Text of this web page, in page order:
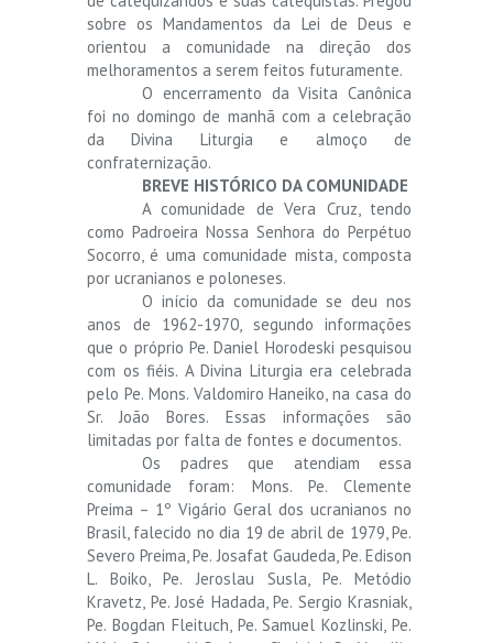
sobre os Mandamentos da Lei de Deus e
orientou a comunidade na direção dos
melhoramentos a serem feitos futuramente.
O encerramento da Visita Canônica
foi no domingo de manhã com a celebração
da Divina Liturgia e almoço de
confraternização.
BREVE HISTÓRICO DA COMUNIDADE
A comunidade de Vera Cruz, tendo
como Padroeira Nossa Senhora do Perpétuo
Socorro, é uma comunidade mista, composta
por ucranianos e poloneses.
O início da comunidade se deu nos
anos de 1962-1970, segundo informações
que o próprio Pe. Daniel Horodeski pesquisou
com os fiéis. A Divina Liturgia era celebrada
pelo Pe. Mons. Valdomiro Haneiko, na casa do
Sr. João Bores. Essas informações são
limitadas por falta de fontes e documentos.
Os padres que atendiam essa
comunidade foram: Mons. Pe. Clemente
Preima – 1º Vigário Geral dos ucranianos no
Brasil, falecido no dia 19 de abril de 1979, Pe.
Severo Preima, Pe. Josafat Gaudeda, Pe. Edison
L. Boiko, Pe. Jeroslau Susla, Pe. Metódio
Kravetz, Pe. José Hadada, Pe. Sergio Krasniak,
Pe. Bogdan Fleituch, Pe. Samuel Kozlinski, Pe.